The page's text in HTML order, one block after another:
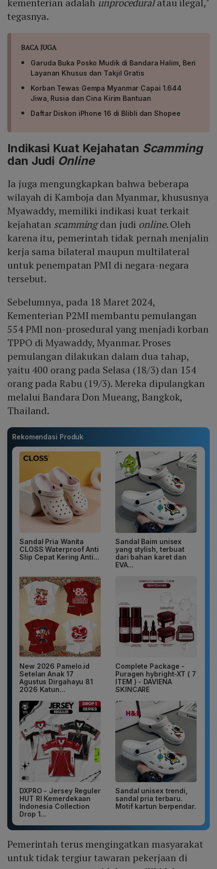
kementerian adalah unproceduralatau ilegal,"
tegasnya.
BACA JUGA
Garuda Buka Posko Mudik di Bandara Halim, Beri
Layanan Khusus dan Takjil Gratis
Korban Tewas Gempa Myanmar Capai 1.644
Jiwa, Rusia dan Cina Kirim Bantuan
Daftar Diskon iPhone 16 di Blibli dan Shopee
Indikasi Kuat Kejahatan Scamming
dan Judi Online
Ia juga mengungkapkan bahwa beberapa
wilayah di Kamboja dan Myanmar, khususnya
Myawaddy, memiliki indikasi kuat terkait
kejahatan scammingdan judi online. Oleh
karena itu, pemerintah tidak pernah menjalin
kerja sama bilateral maupun multilateral
untuk penempatan PMI di negara-negara
tersebut.
Sebelumnya, pada 18 Maret 2024,
Kementerian P2MI membantu pemulangan
554 PMI non-prosedural yang menjadi korban
TPPO di Myawaddy, Myanmar. Proses
pemulangan dilakukan dalam dua tahap,
yaitu 400 orang pada Selasa (18/3) dan 154
orang pada Rabu (19/3). Mereka dipulangkan
melalui Bandara Don Mueang, Bangkok,
Thailand.
Rekomendasi Produk
Sandal Pria Wanita
CLOSS Waterproof Anti
Slip Cepat Kering Anti...
Sandal Baim unisex
yang stylish, terbuat
dari bahan karet dan
EVA...
New 2026 Pamelo.id
Setelan Anak 17
Agustus Dirgahayu 81
2026 Katun...
Complete Package -
Puragen hybright-XT ( 7
ITEM ) - DAVIENA
SKINCARE
DXPRO - Jersey Reguler
HUT RI Kemerdekaan
Indonesia Collection
Drop 1...
Sandal unisex trendi,
sandal pria terbaru.
Motif kartun berpendar.
Pemerintah terus mengingatkan masyarakat
untuk tidak tergiur tawaran pekerjaan di